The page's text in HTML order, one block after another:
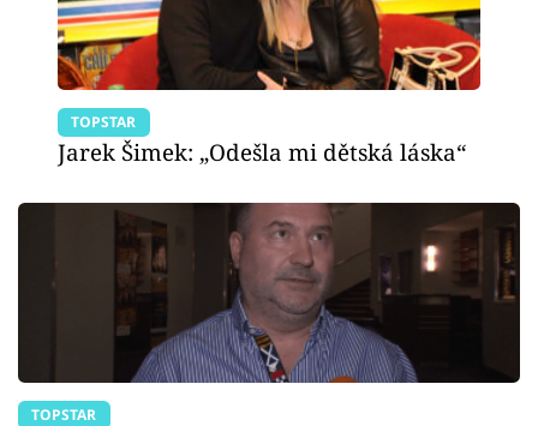
TOPSTAR
Jarek Šimek: „Odešla mi dětská láska“
TOPSTAR